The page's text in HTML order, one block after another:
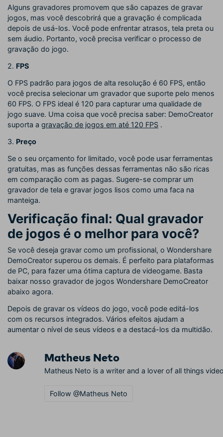
Alguns gravadores promovem que são capazes de gravar
jogos, mas você descobrirá que a gravação é complicada
depois de usá-los. Você pode enfrentar atrasos, tela preta ou
sem áudio. Portanto, você precisa verificar o processo de
gravação do jogo.
2. FPS
O FPS padrão para jogos de alta resolução é 60 FPS, então
você precisa selecionar um gravador que suporte pelo menos
60 FPS. O FPS ideal é 120 para capturar uma qualidade de
jogo suave. Uma coisa que você precisa saber: DemoCreator
suporta a gravação de jogos em até 120 FPS .
3. Preço
Se o seu orçamento for limitado, você pode usar ferramentas
gratuitas, mas as funções dessas ferramentas não são ricas
em comparação com as pagas. Sugere-se comprar um
gravador de tela e gravar jogos lisos como uma faca na
manteiga.
Verificação final: Qual gravador
de jogos é o melhor para você?
Se você deseja gravar como um profissional, o Wondershare
DemoCreator superou os demais. É perfeito para plataformas
de PC, para fazer uma ótima captura de videogame. Basta
baixar nosso gravador de jogos Wondershare DemoCreator
abaixo agora.
Depois de gravar os vídeos do jogo, você pode editá-los
com os recursos integrados. Vários efeitos ajudam a
aumentar o nível de seus vídeos e a destacá-los da multidão.
Matheus Neto
Matheus Neto is a writer and a lover of all things
Follow @Matheus Neto